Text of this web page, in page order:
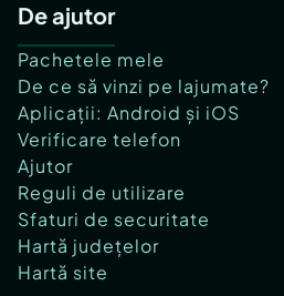
De ajutor
Pachetele mele
De ce să vinzi pe lajumate?
Aplicații: Android și iOS
Verificare telefon
Ajutor
Reguli de utilizare
Sfaturi de securitate
Hartă județelor
Hartă site